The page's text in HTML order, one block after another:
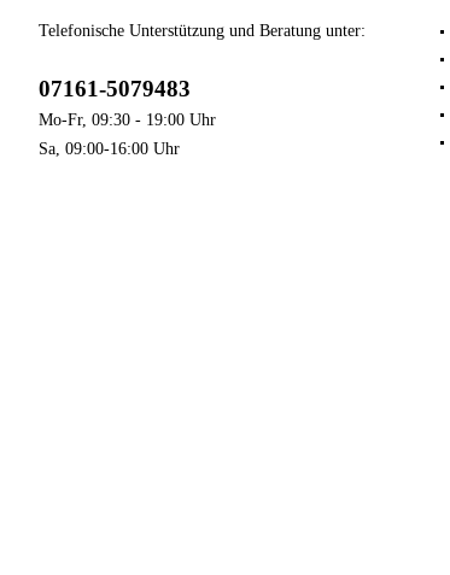
Telefonische Unterstützung und Beratung unter:
07161-5079483
Mo-Fr, 09:30 - 19:00 Uhr
Sa, 09:00-16:00 Uhr